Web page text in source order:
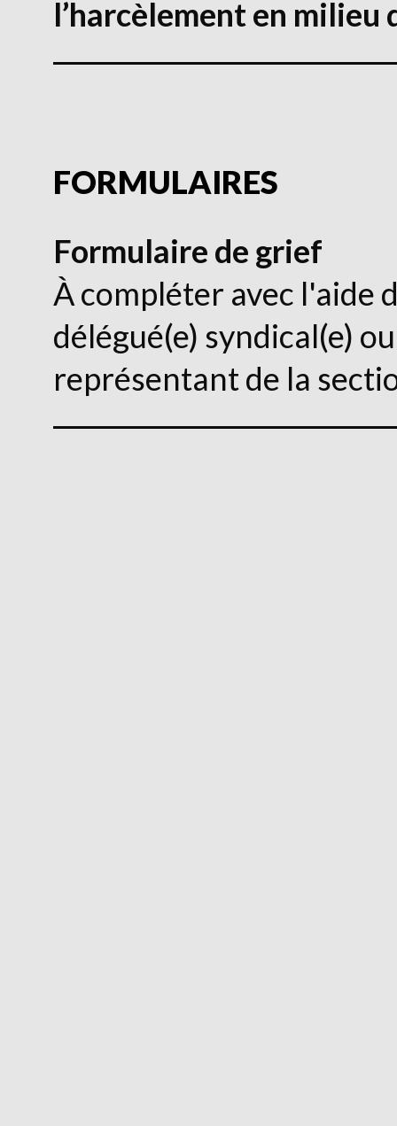
l’harcèlement en milieu
FORMULAIRES
Formulaire de grief
À compléter avec l'aide
délégué(e) syndical(e)
représentant de la